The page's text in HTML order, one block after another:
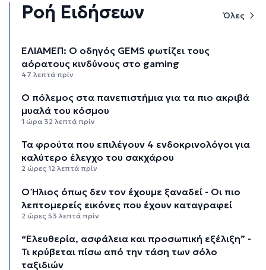
Ροή Ειδήσεων Όλες
ΕΛΙΑΜΕΠ: Ο οδηγός GEMS φωτίζει τους
αόρατους κινδύνους στο gaming
47 λεπτά πρίν
Ο πόλεμος στα πανεπιστήμια για τα πιο ακριβά
μυαλά του κόσμου
1 ώρα 32 λεπτά πρίν
Τα φρούτα που επιλέγουν 4 ενδοκρινολόγοι για
καλύτερο έλεγχο του σακχάρου
2 ώρες 12 λεπτά πρίν
Ο Ήλιος όπως δεν τον έχουμε ξαναδεί - Οι πιο
λεπτομερείς εικόνες που έχουν καταγραφεί
2 ώρες 53 λεπτά πρίν
“Ελευθερία, ασφάλεια και προσωπική εξέλιξη” -
Τι κρύβεται πίσω από την τάση των σόλο
ταξιδιών